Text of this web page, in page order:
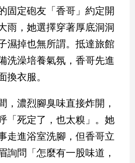
固定砲友「香哥」約定開
雨，她選擇穿著厚底洞洞
濕掉也無所謂。抵達旅館
洗澡培養氣氛，香哥先進
換衣服。
，濃烈腳臭味直接炸開，
「死定了，也太糗」。她
走進浴室洗腳，但香哥立
詢問「怎麼有一股味道，